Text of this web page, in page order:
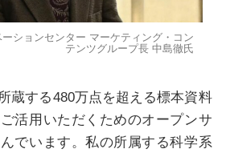
ションセンター マーケティング・コン
テンツグループ長 中島徹氏
蔵する480万点を超える標本資料
活用いただくためのオープンサ
でいます。私の所属する科学系